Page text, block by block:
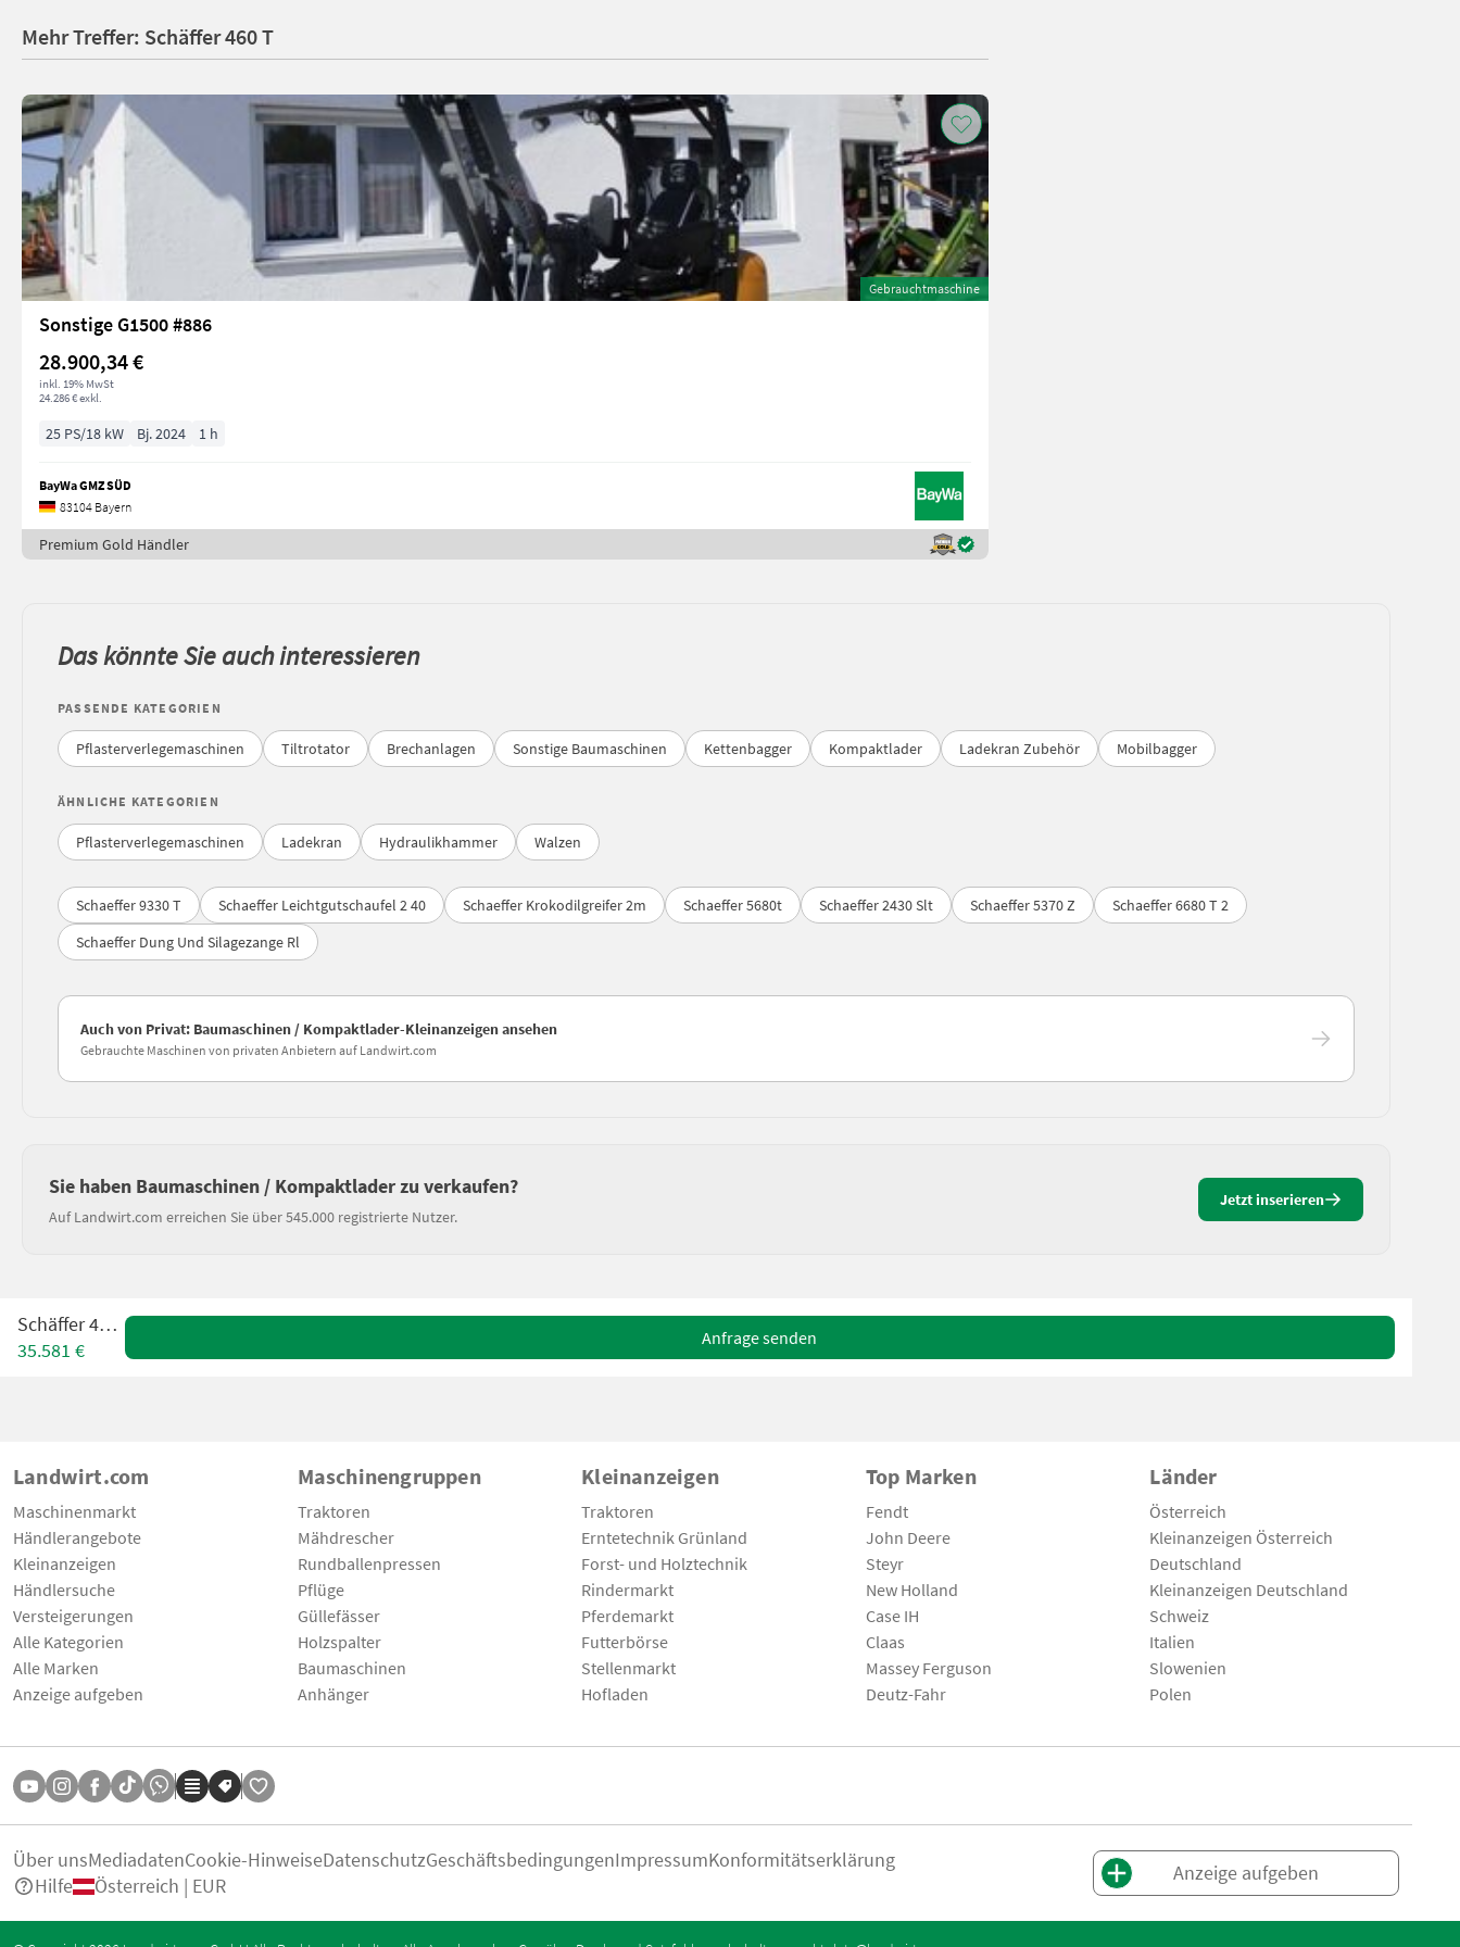
Mehr Treffer: Schäffer 460 T
Gebrauchtmaschine
Sonstige G1500 #886
28.900,34 €
inkl. 19% MwSt
24.286 € exkl.
25 PS/18 kW Bj. 2024 1 h
BayWa GMZ SÜD
83104 Bayern
Premium Gold Händler
Das könnte Sie auch interessieren
PASSENDE KATEGORIEN
Pflasterverlegemaschinen Tiltrotator Brechanlagen Sonstige Baumaschinen Kettenbagger Kompaktlader Ladekran Zubehör Mobilbagger
ÄHNLICHE KATEGORIEN
Pflasterverlegemaschinen Ladekran Hydraulikhammer Walzen
Schaeffer 9330 T Schaeffer Leichtgutschaufel 2 40 Schaeffer Krokodilgreifer 2m Schaeffer 5680t Schaeffer 2430 Slt Schaeffer 5370 Z
Schaeffer 6680 T 2
Schaeffer Dung Und Silagezange Rl
Auch von Privat: Baumaschinen / Kompaktlader-Kleinanzeigen ansehen
Gebrauchte Maschinen von privaten Anbietern auf Landwirt.com
Sie haben Baumaschinen / Kompaktlader zu verkaufen?
Auf Landwirt.com erreichen Sie über 545.000 registrierte Nutzer.
Jetzt inserieren
Schäffer 460 T
35.581 €
Anfrage senden
Landwirt.com
Maschinenmarkt
Händlerangebote
Kleinanzeigen
Händlersuche
Versteigerungen
Alle Kategorien
Alle Marken
Anzeige aufgeben
Maschinengruppen
Traktoren
Mähdrescher
Rundballenpressen
Pflüge
Güllefässer
Holzspalter
Baumaschinen
Anhänger
Kleinanzeigen
Traktoren
Erntetechnik Grünland
Forst- und Holztechnik
Rindermarkt
Pferdemarkt
Futterbörse
Stellenmarkt
Hofladen
Top Marken
Fendt
John Deere
Steyr
New Holland
Case IH
Claas
Massey Ferguson
Deutz-Fahr
Länder
Österreich
Kleinanzeigen Österreich
Deutschland
Kleinanzeigen Deutschland
Schweiz
Italien
Slowenien
Polen
Über unsMediadatenCookie-HinweiseDatenschutzGeschäftsbedingungenImpressumKonformitätserklärung
Hilfe
Österreich | EUR
Anzeige aufgeben